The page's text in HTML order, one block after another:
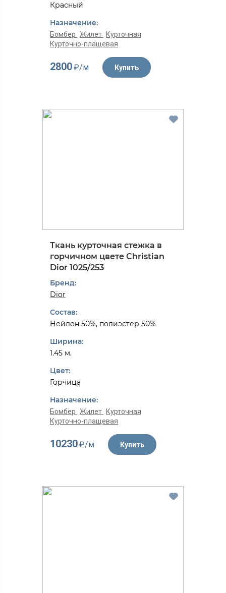
Красный
Назначение:
Бомбер Жилет
Курточная
Курточно-плащевая
2800₽/м Купить
Ткань курточная стежка в
горчичном цвете Christian
Dior 1025/253
Бренд:
Dior
Состав:
Нейлон 50%, полиэстер 50%
Ширина:
1.45 м.
Цвет:
Горчица
Назначение:
Бомбер Жилет
Курточная
Курточно-плащевая
10230₽/м Купить